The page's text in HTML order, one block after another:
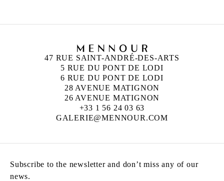
47 RUE SAINT-ANDRÉ-DES-ARTS
5 RUE DU PONT DE LODI
6 RUE DU PONT DE LODI
28 AVENUE MATIGNON
26 AVENUE MATIGNON
+33 1 56 24 03 63
GALERIE@MENNOUR.COM
Subscribe to the newsletter and don’t miss any of our
news.